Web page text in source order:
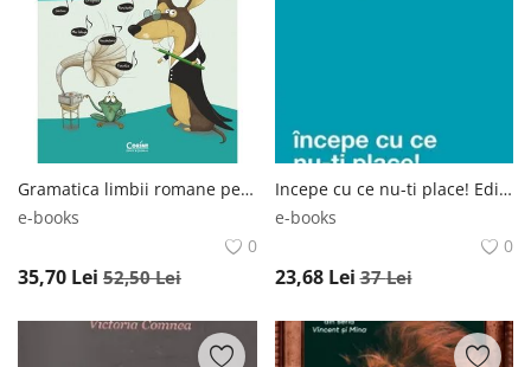
Gramatica limbii romane pentru invatamantul primar. Invat si exersez cu Amadeus si Remi/Adina Dragomirescu, Irina-Roxana Georgescu, Carmen Ianculescu, Anca-Elena Cristea, Tatiana Paun Gramatica limbii romane pentru invatamantul primar. Invat si exersez cu Amadeus si Remi/Adina Dragomirescu, Irina-Roxana Georgescu, Carmen Ianculescu, Anca-Elena Cristea, Tatiana Paun
e-books
0
35,70 Lei 52,50Lei
Incepe cu ce nu-ti place! Editia a III-a/Brian Tracy Incepe cu ce nu-ti place! Editia a III-a/Brian Tracy
e-books
0
23,68 Lei 37Lei